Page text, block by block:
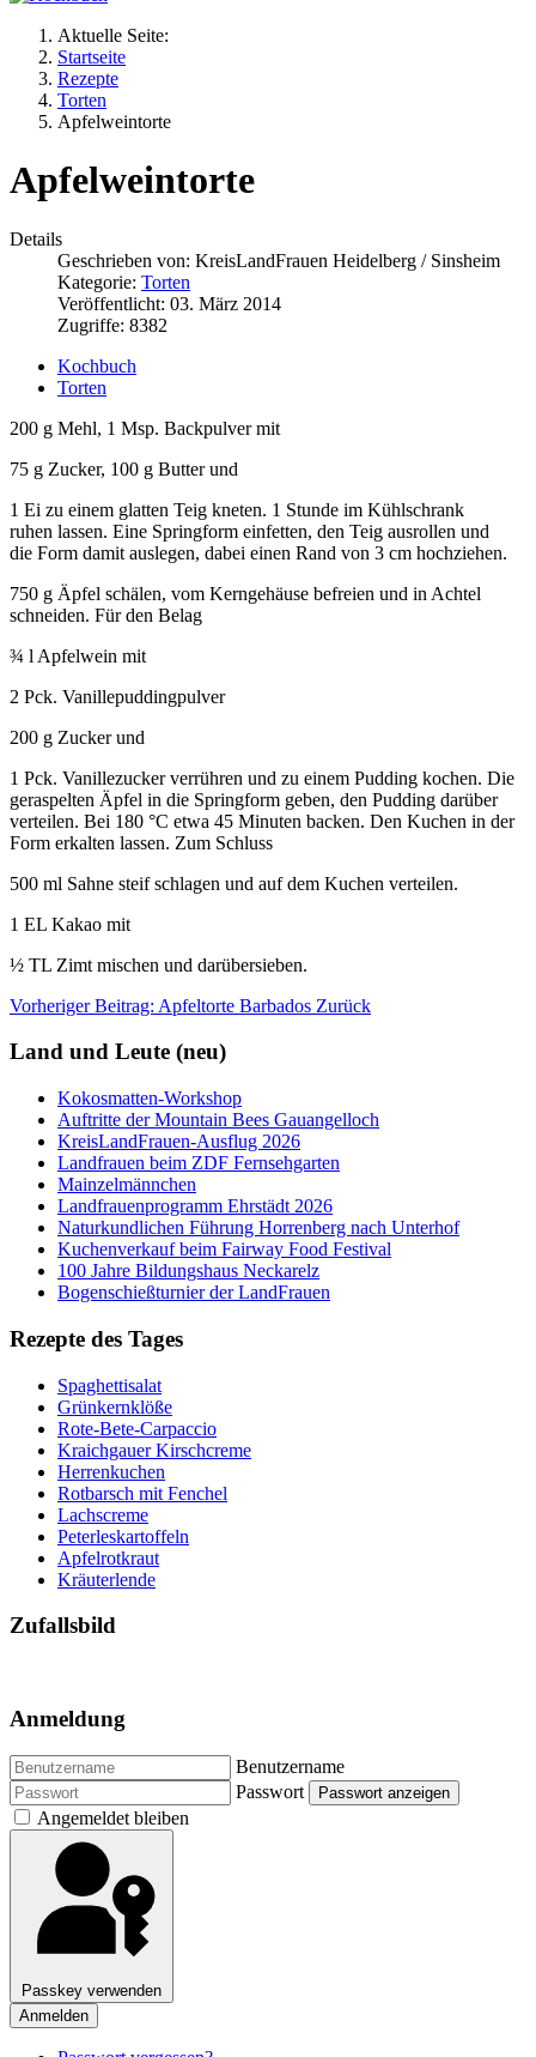
Aktuelle Seite:
Startseite
Rezepte
Torten
Apfelweintorte
Apfelweintorte
Details
Geschrieben von: KreisLandFrauen Heidelberg / Sinsheim
Kategorie: Torten
Veröffentlicht: 03. März 2014
Zugriffe: 8382
Kochbuch
Torten
200 g Mehl, 1 Msp. Backpulver mit
75 g Zucker, 100 g Butter und
1 Ei zu einem glatten Teig kneten. 1 Stunde im Kühlschrank
ruhen lassen. Eine Springform einfetten, den Teig ausrollen und
die Form damit auslegen, dabei einen Rand von 3 cm hochziehen.
750 g Äpfel schälen, vom Kerngehäuse befreien und in Achtel
schneiden. Für den Belag
¾ l Apfelwein mit
2 Pck. Vanillepuddingpulver
200 g Zucker und
1 Pck. Vanillezucker verrühren und zu einem Pudding kochen. Die
geraspelten Äpfel in die Springform geben, den Pudding darüber
verteilen. Bei 180 °C etwa 45 Minuten backen. Den Kuchen in der
Form erkalten lassen. Zum Schluss
500 ml Sahne steif schlagen und auf dem Kuchen verteilen.
1 EL Kakao mit
½ TL Zimt mischen und darübersieben.
Vorheriger Beitrag: Apfeltorte Barbados Zurück
Land und Leute (neu)
Kokosmatten-Workshop
Auftritte der Mountain Bees Gauangelloch
KreisLandFrauen-Ausflug 2026
Landfrauen beim ZDF Fernsehgarten
Mainzelmännchen
Landfrauenprogramm Ehrstädt 2026
Naturkundlichen Führung Horrenberg nach Unterhof
Kuchenverkauf beim Fairway Food Festival
100 Jahre Bildungshaus Neckarelz
Bogenschießturnier der LandFrauen
Rezepte des Tages
Spaghettisalat
Grünkernklöße
Rote-Bete-Carpaccio
Kraichgauer Kirschcreme
Herrenkuchen
Rotbarsch mit Fenchel
Lachscreme
Peterleskartoffeln
Apfelrotkraut
Kräuterlende
Zufallsbild
Anmeldung
Benutzername
Passwort
Passwort anzeigen
Angemeldet bleiben
Passkey verwenden
Anmelden